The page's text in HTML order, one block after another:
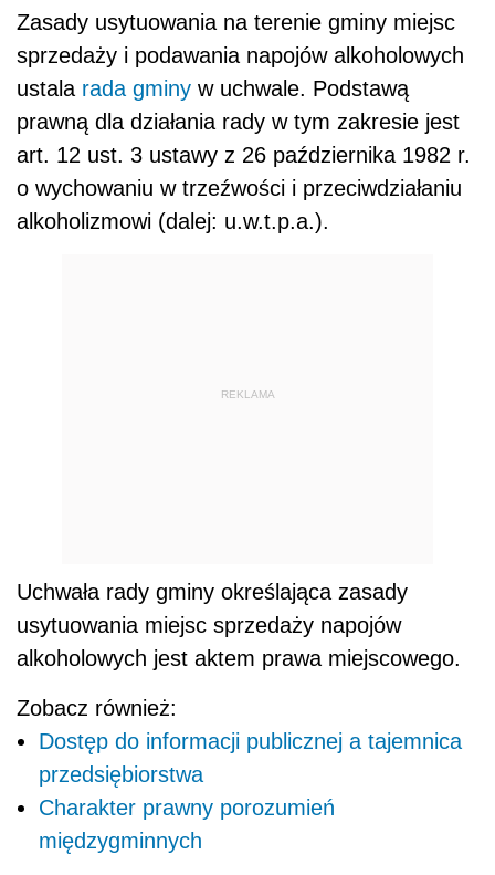
Zasady usytuowania na terenie gminy miejsc
sprzedaży i podawania napojów alkoholowych
ustala rada gminy w uchwale. Podstawą
prawną dla działania rady w tym zakresie jest
art. 12 ust. 3 ustawy z 26 października 1982 r.
o wychowaniu w trzeźwości i przeciwdziałaniu
alkoholizmowi (dalej: u.w.t.p.a.).
REKLAMA
Uchwała rady gminy określająca zasady
usytuowania miejsc sprzedaży napojów
alkoholowych jest aktem prawa miejscowego.
Zobacz również:
Dostęp do informacji publicznej a tajemnica
przedsiębiorstwa
Charakter prawny porozumień
międzygminnych